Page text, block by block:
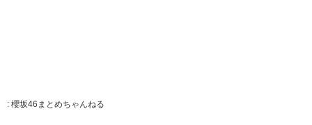
: 櫻坂46まとめちゃんねる